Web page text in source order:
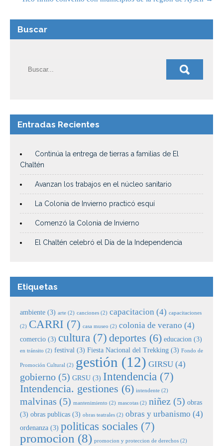
Buscar
Entradas Recientes
Continúa la entrega de tierras a familias de El
Chaltén
Avanzan los trabajos en el núcleo sanitario
La Colonia de Invierno practicó esquí
Comenzó la Colonia de Invierno
El Chaltén celebró el Día de la Independencia
Etiquetas
ambiente (3) arte (2) canciones (2) capacitacion (4) capacitaciones
(2) CARRI (7) casa museo (2) colonia de verano (4)
comercio (3) cultura (7) deportes (6) educacion (3)
en tránsito (2) festival (3) Fiesta Nacional del Trekking (3) Fondo de
Promoción Cultural (2) gestión (12) GIRSU (4)
gobierno (5) GRSU (3) Intendencia (7)
Intendencia. gestiones (6) intendente (2)
malvinas (5) mantenimiento (2) mascotas (2) niñez (5) obras
(3) obras publicas (3) obras teatrales (2) obras y urbanismo (4)
ordenanza (3) politicas sociales (7)
promocion (8) promocion y proteccion de derechos (2)